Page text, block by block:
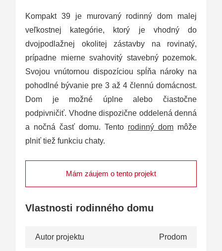
Kompakt 39 je murovaný rodinný dom malej
veľkostnej kategórie, ktorý je vhodný do
dvojpodlažnej okolitej zástavby na rovinatý,
prípadne mierne svahovitý stavebný pozemok.
Svojou vnútornou dispozíciou spĺňa nároky na
pohodlné bývanie pre 3 až 4 člennú domácnost.
Dom je možné úplne alebo čiastočne
podpivničiť. Vhodne dispozične oddelená denná
a nočná časť domu. Tento rodinný dom môže
plniť tiež funkciu chaty.
Mám záujem o tento projekt
Vlastnosti rodinného domu
Autor projektu Prodom